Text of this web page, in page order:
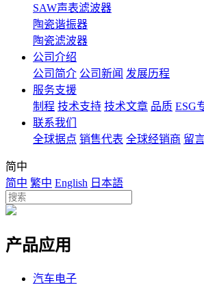
SAW声表滤波器
陶瓷谐振器
陶瓷滤波器
公司介绍
公司简介 公司新闻 发展历程
服务支援
制程 技术支持 技术文章 品质 ESG
联系我们
全球据点 销售代表 全球经销商 留
简中
简中 繁中 English 日本語
产品应用
汽车电子